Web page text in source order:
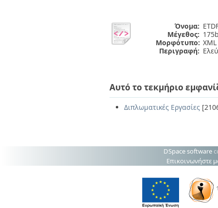
Όνομα:
Μέγεθος:
Μορφότυπο: XML
Περιγραφή:
Αυτό το τεκμήριο
Διπλωματικές Εργασίες
DSpace software
Επικοινωνήστε